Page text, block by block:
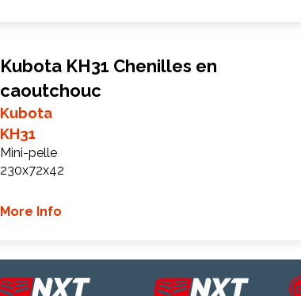
Kubota KH31 Chenilles en
caoutchouc
Kubota
KH31
Mini-pelle
230x72x42
More Info